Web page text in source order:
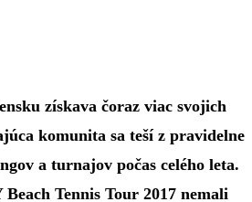
získava čoraz viac svojich
komunita sa teší z pravidelne
a turnajov počas celého leta.
Tennis Tour 2017 nemali